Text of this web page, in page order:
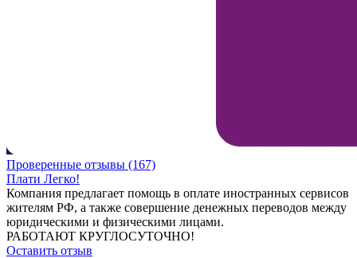
Проверенные отзывы (167)
Плати Легко!
Компания предлагает помощь в оплате иностранных сервисов
жителям РФ, а также совершение денежных переводов между
юридическими и физическими лицами.
РАБОТАЮТ КРУГЛОСУТОЧНО!
Оставить отзыв